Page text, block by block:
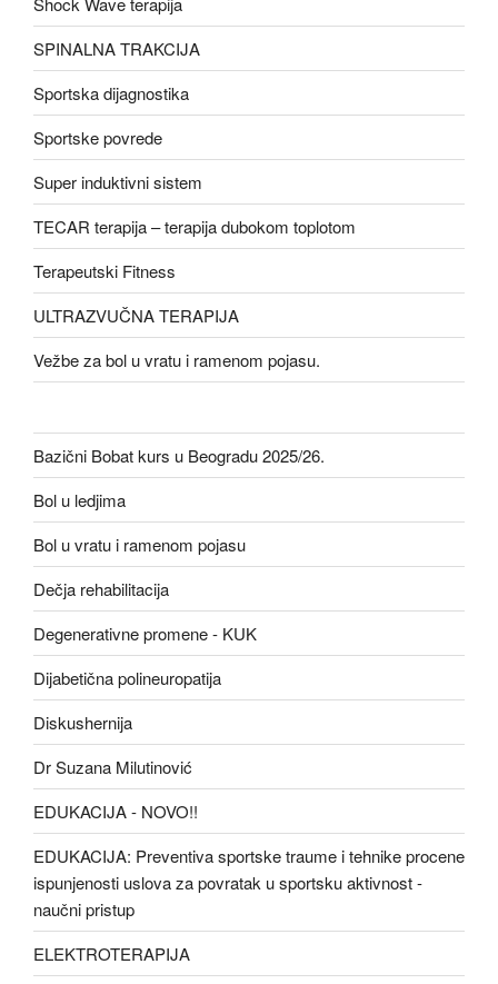
SPINALNA TRAKCIJA
Sportska dijagnostika
Sportske povrede
Super induktivni sistem
TECAR terapija – terapija dubokom toplotom
Terapeutski Fitness
ULTRAZVUČNA TERAPIJA
Vežbe za bol u vratu i ramenom pojasu.
Bazični Bobat kurs u Beogradu 2025/26.
Bol u ledjima
Bol u vratu i ramenom pojasu
Dečja rehabilitacija
Degenerativne promene - KUK
Dijabetična polineuropatija
Diskushernija
Dr Suzana Milutinović
EDUKACIJA - NOVO!!
EDUKACIJA: Preventiva sportske traume i tehnike procene
ispunjenosti uslova za povratak u sportsku aktivnost -
naučni pristup
ELEKTROTERAPIJA